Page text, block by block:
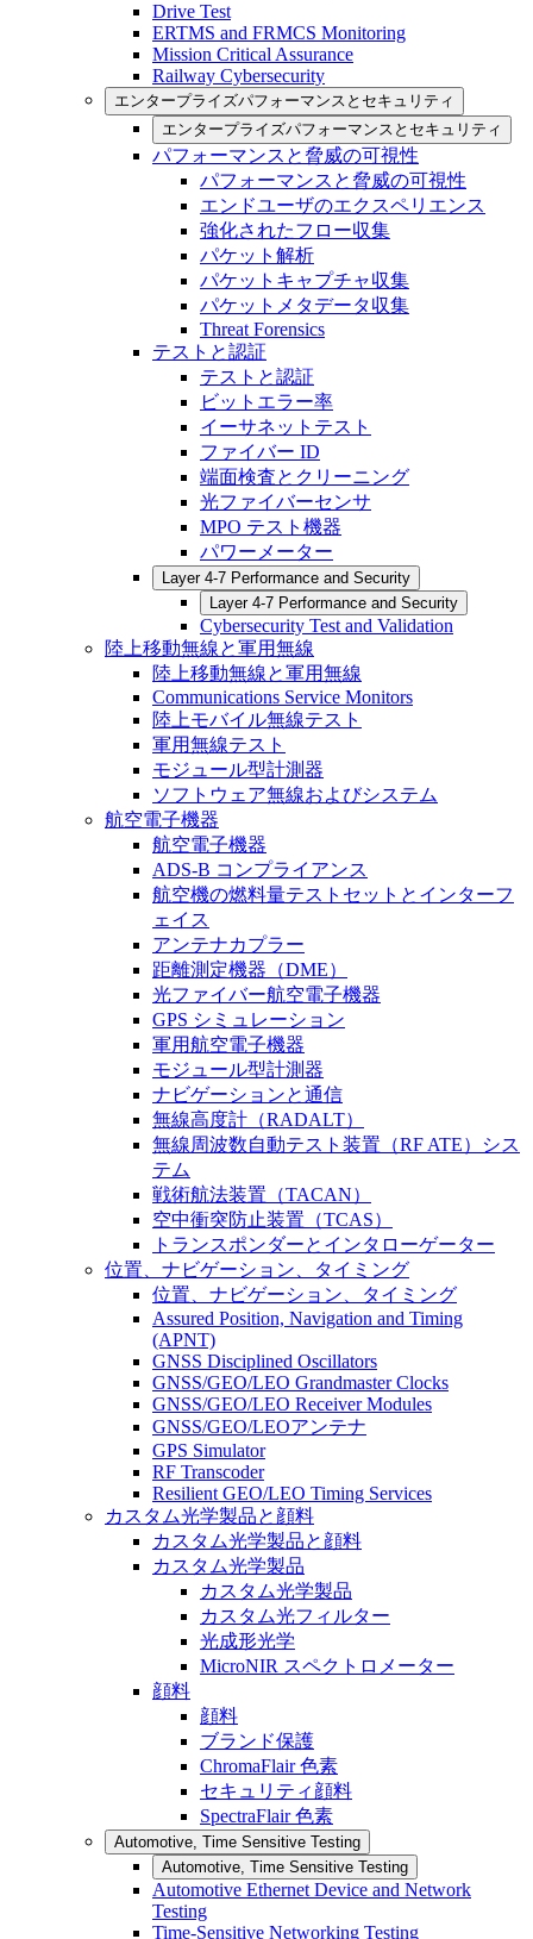
Drive Test
ERTMS and FRMCS Monitoring
Mission Critical Assurance
Railway Cybersecurity
エンタープライズパフォーマンスとセキュリティ
エンタープライズパフォーマンスとセキュリティ
パフォーマンスと脅威の可視性
パフォーマンスと脅威の可視性
エンドユーザのエクスペリエンス
強化されたフロー収集
パケット解析
パケットキャプチャ収集
パケットメタデータ収集
Threat Forensics
テストと認証
テストと認証
ビットエラー率
イーサネットテスト
ファイバー ID
端面検査とクリーニング
光ファイバーセンサ
MPO テスト機器
パワーメーター
Layer 4-7 Performance and Security
Layer 4-7 Performance and Security
Cybersecurity Test and Validation
陸上移動無線と軍用無線
陸上移動無線と軍用無線
Communications Service Monitors
陸上モバイル無線テスト
軍用無線テスト
モジュール型計測器
ソフトウェア無線およびシステム
航空電子機器
航空電子機器
ADS-B コンプライアンス
航空機の燃料量テストセットとインターフ
ェイス
アンテナカプラー
距離測定機器（DME）
光ファイバー航空電子機器
GPS シミュレーション
軍用航空電子機器
モジュール型計測器
ナビゲーションと通信
無線高度計（RADALT）
無線周波数自動テスト装置（RF ATE）シス
テム
戦術航法装置（TACAN）
空中衝突防止装置（TCAS）
トランスポンダーとインタローゲーター
位置、ナビゲーション、タイミング
位置、ナビゲーション、タイミング
Assured Position, Navigation and Timing
(APNT)
GNSS Disciplined Oscillators
GNSS/GEO/LEO Grandmaster Clocks
GNSS/GEO/LEO Receiver Modules
GNSS/GEO/LEOアンテナ
GPS Simulator
RF Transcoder
Resilient GEO/LEO Timing Services
カスタム光学製品と顔料
カスタム光学製品と顔料
カスタム光学製品
カスタム光学製品
カスタム光フィルター
光成形光学
MicroNIR スペクトロメーター
顔料
顔料
ブランド保護
ChromaFlair 色素
セキュリティ顔料
SpectraFlair 色素
Automotive, Time Sensitive Testing
Automotive, Time Sensitive Testing
Automotive Ethernet Device and Network
Testing
Time-Sensitive Networking Testing